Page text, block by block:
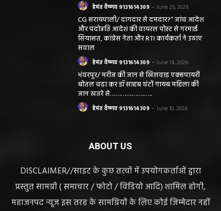
हेमंत वैष्णव 9131614309 - June 25, 2026
CG सरायपाली/ दागदार से दमदार?” जांच आदेश
और पदोन्नति आदेश की वायरल पोस्ट से गरमाई
सियासत, कांग्रेस नेता और RTI कार्यकर्ता ने उठाए
सवाल
हेमंत वैष्णव 9131614309 - June 14, 2026
भंवरपुर/ मरीज की जान से खिलवाड़ एक्सपायरी
बोतल चढ़ा कर डॉ साहब घंटों गायब महिला की
जान खतरे से……………….…..
हेमंत वैष्णव 9131614309 - June 10, 2026
ABOUT US
DISCLAIMER//साइट के कुछ तत्वों में उपयोगकर्ताओं द्वारा
प्रस्तुत सामग्री ( समाचार / फोटो / विडियो आदि) शामिल होगी,
महाजनपद न्यूज इस तरह के सामग्रियों के लिए कोई जिम्मेदार नहीं